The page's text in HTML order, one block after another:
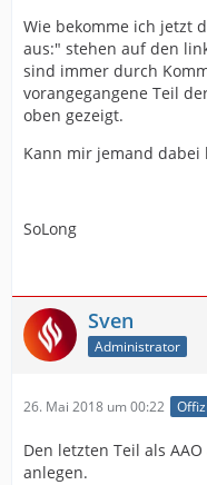
Wie bekomme ich jetzt
aus:" stehen auf den
sind immer durch
vorangegangene Teil
oben gezeigt.
Kann mir jemand dabei
SoLong
Sven
Administrator
26. Mai 2018 um 00:22
Den letzten Teil als
anlegen.